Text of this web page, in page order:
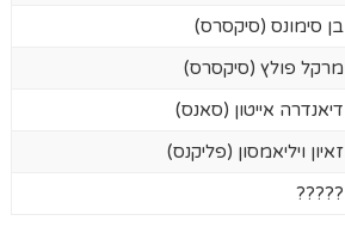
בן סימונס (סיקסרס)
מרקל פולץ (סיקסרס)
דיאנדרה אייטון (סאנס)
זאיון ויליאמסון (פליקנס)
?????